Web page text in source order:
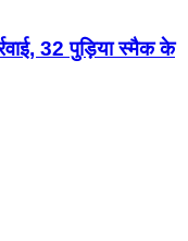
32 पुड़िया स्मैक के